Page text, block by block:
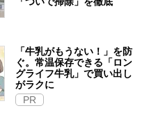
「牛乳がもうない！」を防
ぐ。常温保存できる「ロン
グライフ牛乳」で買い出し
がラクに
PR